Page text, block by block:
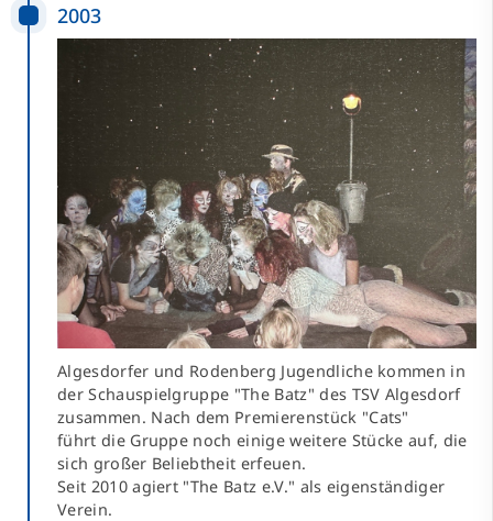
2003
Algesdorfer und Rodenberg Jugendliche kommen in
der Schauspielgruppe "The Batz" des TSV Algesdorf
zusammen. Nach dem Premierenstück "Cats"
führt die Gruppe noch einige weitere Stücke auf, die
sich großer Beliebtheit erfeuen.
Seit 2010 agiert "The Batz e.V." als eigenständiger
Verein.